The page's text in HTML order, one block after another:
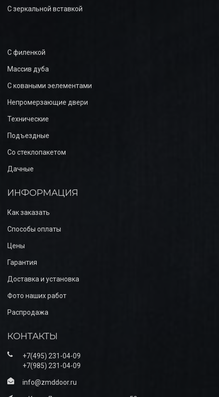
С зеркальной вставкой
С филенкой
Массив дуба
С коваными эелементами
Непромерзающие двери
Технические
Подъездные
Со стеклопакетом
Дачные
ИНФОРМАЦИЯ
Как заказать
Способы оплаты
Цены
Гарантия
Доставка и установка
Фото наших работ
Распродажа
КОНТАКТЫ
+7(495) 231-04-09
+7(985) 231-04-09
info@zmddoor.ru